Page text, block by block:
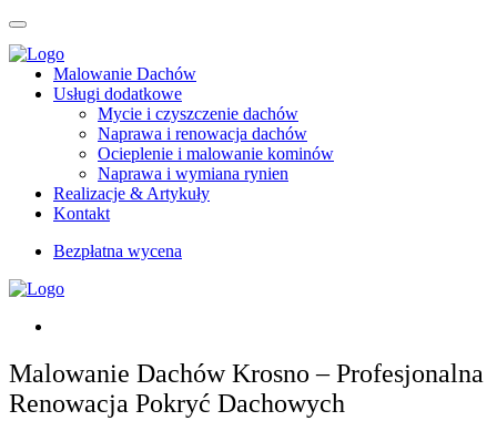
Malowanie Dachów
Usługi dodatkowe
Mycie i czyszczenie dachów
Naprawa i renowacja dachów
Ocieplenie i malowanie kominów
Naprawa i wymiana rynien
Realizacje & Artykuły
Kontakt
Bezpłatna wycena
Malowanie Dachów Krosno – Profesjonalna
Renowacja Pokryć Dachowych